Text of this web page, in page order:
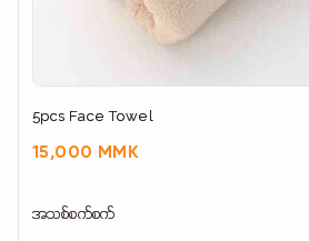
5pcs Face Towel
15,000 MMK
အသစ်စက်စက်